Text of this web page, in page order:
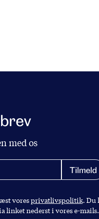
med os
voresprivatlivspolitik. Du
linket nederst i vores e-mails.